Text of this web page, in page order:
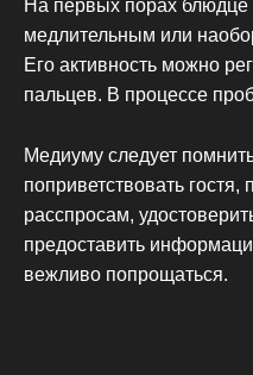
На первых порах блюдце
медлительным или
Его активность можно
пальцев. В процессе
Медиуму следует
поприветствовать
расспросам,
предоставить
вежливо попрощаться.